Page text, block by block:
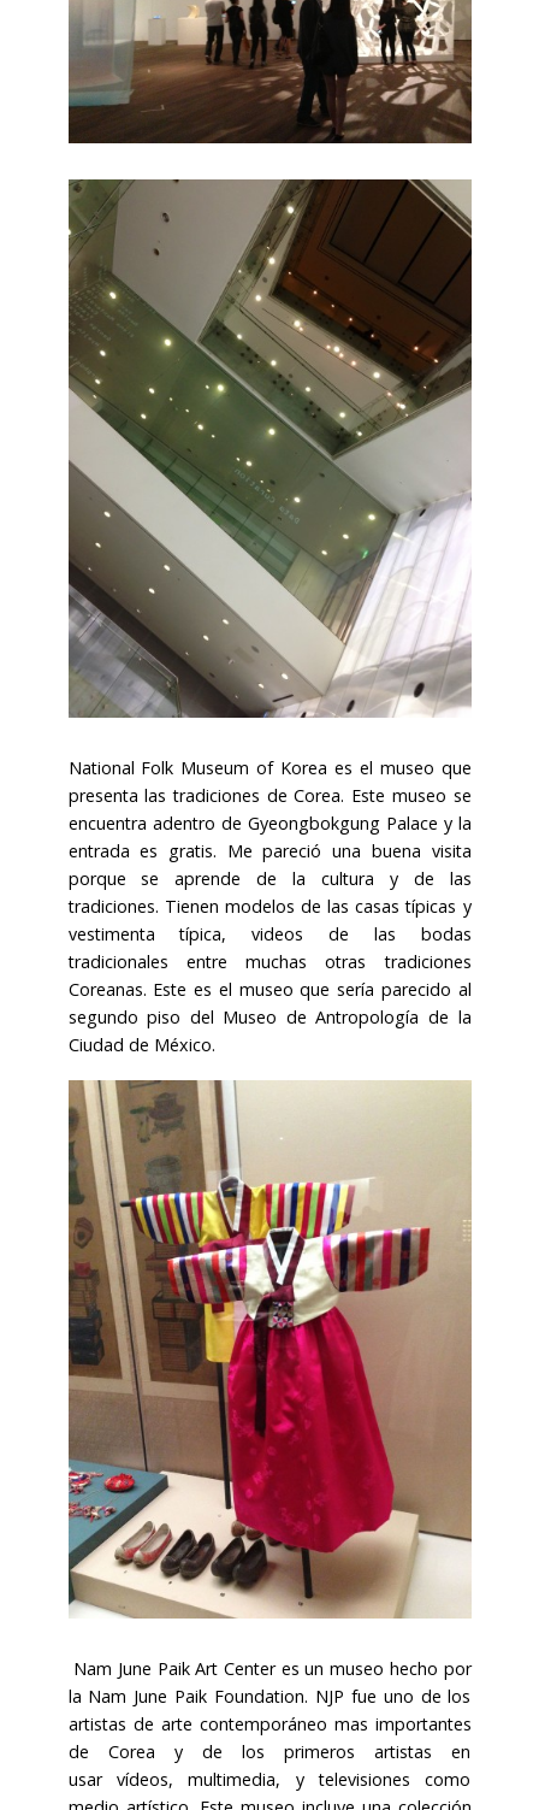
National Folk Museum of Korea es el museo que
presenta las tradiciones de Corea. Este museo se
encuentra adentro de Gyeongbokgung Palace y la
entrada es gratis. Me pareció una buena visita
porque se aprende de la cultura y de las
tradiciones. Tienen modelos de las casas típicas y
vestimenta típica, videos de las bodas
tradicionales entre muchas otras tradiciones
Coreanas. Este es el museo que sería parecido al
segundo piso del Museo de Antropología de la
Ciudad de México.
Nam June Paik Art Center es un museo hecho por
la Nam June Paik Foundation. NJP fue uno de los
artistas de arte contemporáneo mas importantes
de Corea y de los primeros artistas en
usar vídeos, multimedia, y televisiones como